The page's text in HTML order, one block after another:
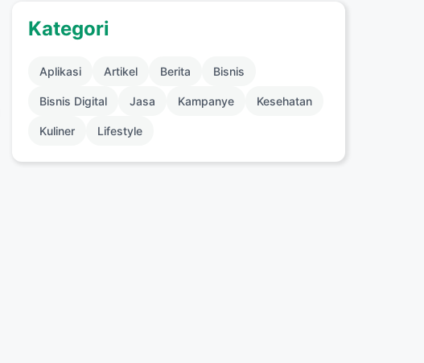
Kategori
Aplikasi Artikel Berita Bisnis
Bisnis Digital Jasa Kampanye Kesehatan
Kuliner Lifestyle